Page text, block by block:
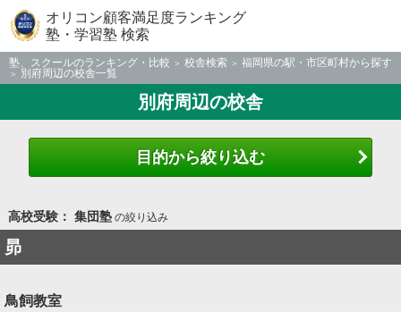
オリコン顧客満足度ランキング
塾・学習塾 検索
塾、スクールのランキング・比較 校舎検索
福岡県の駅・市区町村から探す
別府周辺の校舎一覧
別府周辺の校舎
目的から絞り込む
高校受験： 集団塾の絞り込み
昴
鳥飼教室